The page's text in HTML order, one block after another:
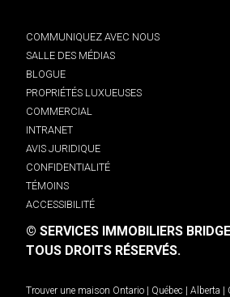
COMMUNIQUEZ AVEC NOUS
SALLE DES MÉDIAS
BLOGUE
PROPRIÉTÉS LUXUEUSES
COMMERCIAL
INTRANET
AVIS JURIDIQUE
CONFIDENTIALITÉ
TÉMOINS
ACCESSIBILITÉ
© SERVICES IMMOBILIERS
TOUS DROITS RÉSERVÉS.
Trouver une maison Ontario Québec Alberta